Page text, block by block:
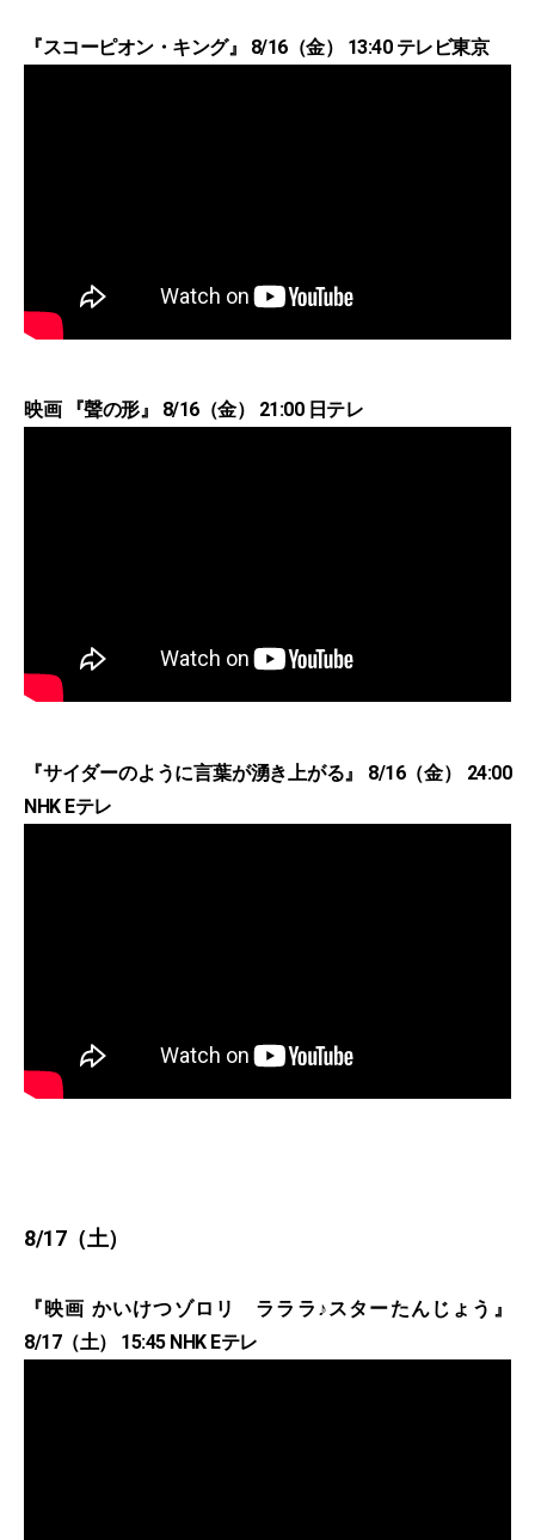
『スコーピオン・キング』 8/16（金） 13:40 テレビ東京
映画 『聲の形』 8/16（金） 21:00 日テレ
『サイダーのように言葉が湧き上がる』 8/16（金） 24:00
NHK Eテレ
8/17（土）
『映画 かいけつゾロリ ラララ♪スターたんじょう』
8/17（土） 15:45 NHK Eテレ